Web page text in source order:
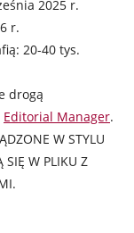
2025 r.
r.
20-40 tys.
drogą
Editorial Manager.
W STYLU
SIĘ W PLIKU Z